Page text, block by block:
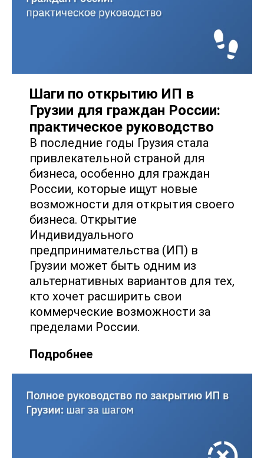
Шаги по открытию ИП в
Грузии для граждан России:
практическое руководство
В последние годы Грузия стала
привлекательной страной для
бизнеса, особенно для граждан
России, которые ищут новые
возможности для открытия своего
бизнеса. Открытие
Индивидуального
предпринимательства (ИП) в
Грузии может быть одним из
альтернативных вариантов для тех,
кто хочет расширить свои
коммерческие возможности за
пределами России.
Подробнее